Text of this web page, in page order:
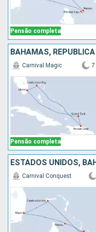
Pensão completa
Pensão completa
Carnival Magic 7
ESTADOS UNIDOS,
Carnival Conquest